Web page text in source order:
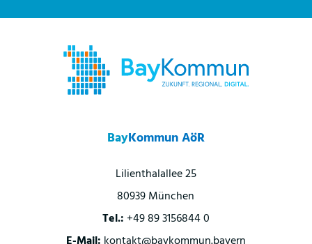
BayKommun AöR
Lilienthalallee 25
80939 München
Tel.: +49 89 3156844 0